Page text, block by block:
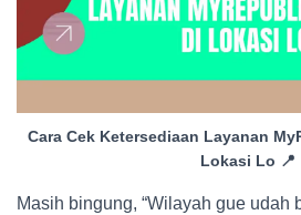
Cara Cek Ketersediaan Layanan
Lokasi Lo 📍
Masih bingung, “Wilayah gue udah